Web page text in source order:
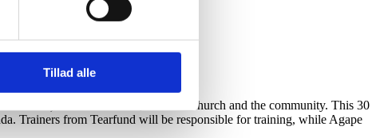
Tillad alle
assets) of the individual, the local church and the community. This 30
Trainers from Tearfund will be responsible for training, while Agape